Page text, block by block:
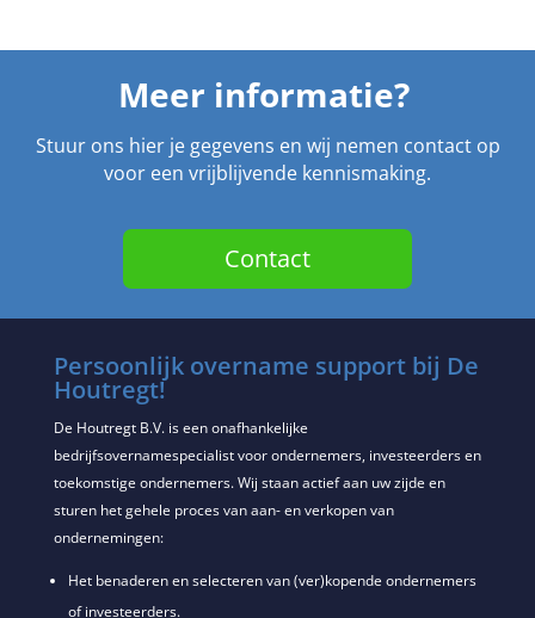
Meer informatie?
Stuur ons hier je gegevens en wij nemen contact op
voor een vrijblijvende kennismaking.
Contact
Persoonlijk overname support bij De
Houtregt!
De Houtregt B.V. is een onafhankelijke
bedrijfsovernamespecialist voor ondernemers, investeerders en
toekomstige ondernemers. Wij staan actief aan uw zijde en
sturen het gehele proces van aan- en verkopen van
ondernemingen:
Het benaderen en selecteren van (ver)kopende ondernemers
of investeerders.